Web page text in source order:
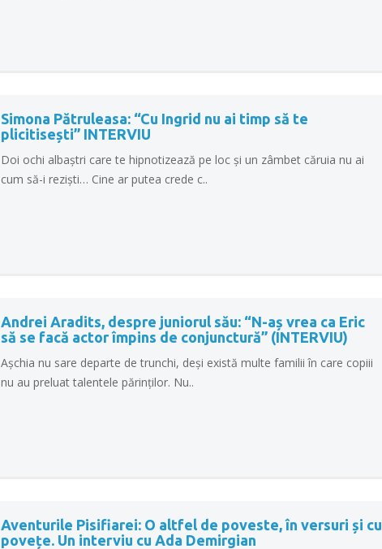
Simona Pătruleasa: “Cu Ingrid nu ai timp să te
plicitisești” INTERVIU
Doi ochi albaștri care te hipnotizează pe loc și un zâmbet căruia nu ai
cum să-i reziști… Cine ar putea crede c..
Andrei Aradits, despre juniorul său: “N-aș vrea ca Eric
să se facă actor împins de conjunctură” (INTERVIU)
Așchia nu sare departe de trunchi, deși există multe familii în care copiii
nu au preluat talentele părinților. Nu..
Aventurile Pisifiarei: O altfel de poveste, în versuri și cu
povețe. Un interviu cu Ada Demirgian